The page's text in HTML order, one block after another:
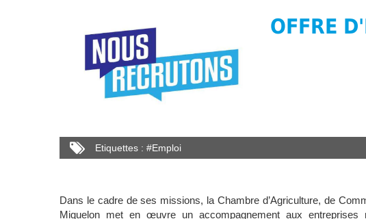
d'Ariane
OFFRE
Etiquettes : #Emploi
Dans le cadre de ses missions, la Chambre d’Agriculture, de
Miquelon met en œuvre un accompagnement aux